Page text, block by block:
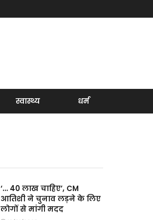
स्वास्थ्य धर्म
‘… 40 लाख चाहिए’, CM
आतिशी ने चुनाव लड़ने के लिए
लोगों से मांगी मदद